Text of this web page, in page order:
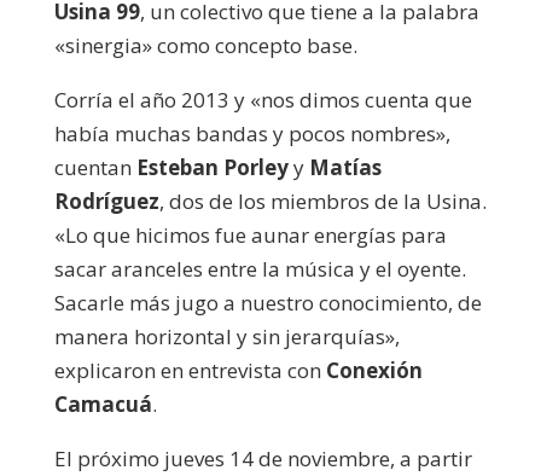
Usina 99, un colectivo que tiene a la palabra
«sinergia» como concepto base.
Corría el año 2013 y «nos dimos cuenta que
había muchas bandas y pocos nombres»,
cuentan Esteban Porleyy Matías
Rodríguez, dos de los miembros de la Usina.
«Lo que hicimos fue aunar energías para
sacar aranceles entre la música y el oyente.
Sacarle más jugo a nuestro conocimiento, de
manera horizontal y sin jerarquías»,
explicaron en entrevista con Conexión
Camacuá.
El próximo jueves 14 de noviembre, a partir